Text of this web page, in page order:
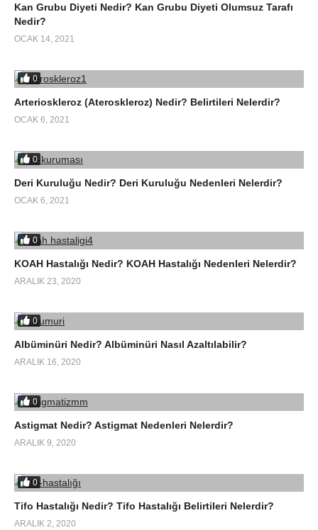
Kan Grubu Diyeti Nedir? Kan Grubu Diyeti Olumsuz Tarafı
Nedir?
OCAK 14, 2021
0
Arterioskleroz (Ateroskleroz) Nedir? Belirtileri Nelerdir?
OCAK 6, 2021
0
Deri Kuruluğu Nedir? Deri Kuruluğu Nedenleri Nelerdir?
OCAK 6, 2021
0
KOAH Hastalığı Nedir? KOAH Hastalığı Nedenleri Nelerdir?
ARALIK 23, 2020
0
Albüminüri Nedir? Albüminüri Nasıl Azaltılabilir?
ARALIK 16, 2020
0
Astigmat Nedir? Astigmat Nedenleri Nelerdir?
ARALIK 9, 2020
0
Tifo Hastalığı Nedir? Tifo Hastalığı Belirtileri Nelerdir?
ARALIK 2, 2020